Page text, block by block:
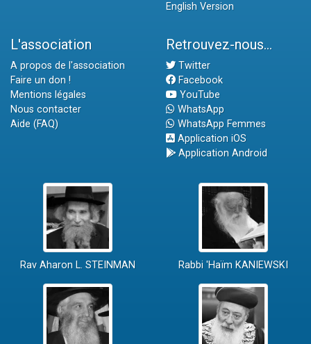
English Version
L'association
A propos de l'association
Faire un don !
Mentions légales
Nous contacter
Aide (FAQ)
Retrouvez-nous...
Twitter
Facebook
YouTube
WhatsApp
WhatsApp Femmes
Application iOS
Application Android
Rav Aharon L. STEINMAN Rabbi 'Haïm KANIEWSKI